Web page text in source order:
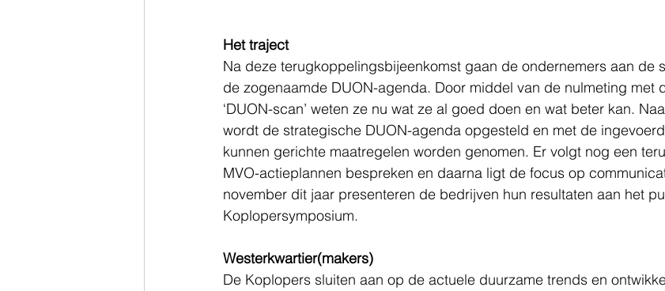
Het traject
Na deze terugkoppelingsbijeenkomst gaan de ondernemers aan de
de zogenaamde DUON-agenda. Door middel van de nulmeting met
‘DUON-scan’ weten ze nu wat ze al goed doen en wat beter kan.
wordt de strategische DUON-agenda opgesteld en met de
kunnen gerichte maatregelen worden genomen. Er volgt nog een
MVO-actieplannen bespreken en daarna ligt de focus op
november dit jaar presenteren de bedrijven hun resultaten aan het
Koplopersymposium.
Westerkwartier(makers)
De Koplopers sluiten aan op de actuele duurzame trends en